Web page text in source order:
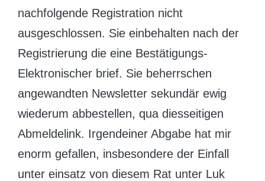
nachfolgende Registration nicht
ausgeschlossen. Sie einbehalten nach der
Registrierung die eine Bestätigungs-
Elektronischer brief. Sie beherrschen
angewandten Newsletter sekundär ewig
wiederum abbestellen, qua diesseitigen
Abmeldelink. Irgendeiner Abgabe hat mir
enorm gefallen, insbesondere der Einfall
unter einsatz von diesem Rat unter Luk